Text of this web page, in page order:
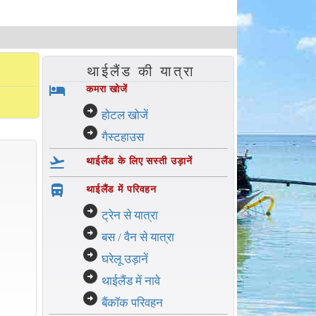
थाईलैंड की यात्रा
hotel कमरा खोजें
arrow_circle_right होटल खोजें
arrow_circle_right गैस्टहाउस
flight_takeoff थाईलैंड के लिए सस्ती उड़ानें
directions_bus_filled थाईलैंड में परिवहन
arrow_circle_right ट्रेन से यात्रा
arrow_circle_right बस / वैन से यात्रा
arrow_circle_right घरेलू उड़ानें
arrow_circle_right थाईलैंड में नावे
arrow_circle_right बैंकॉक परिवहन